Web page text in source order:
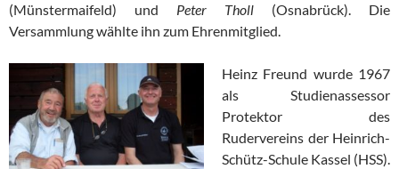
(Münstermaifeld) und Peter Tholl (Osnabrück). Die
Versammlung wählte ihn zum Ehrenmitglied.
Heinz Freund wurde 1967
als Studienassessor
Protektor des
Rudervereins der Heinrich-
Schütz-Schule Kassel (HSS).